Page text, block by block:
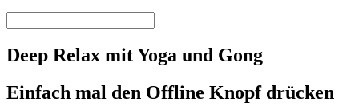
Deep Relax mit Yoga und Gong
Einfach mal den Offline Knopf drücken